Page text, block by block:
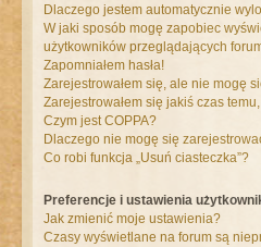
Dlaczego jestem automatycznie
W jaki sposób mogę zapobiec
użytkowników przeglądających
Zapomniałem hasła!
Zarejestrowałem się, ale nie mogę
Zarejestrowałem się jakiś czas
Czym jest COPPA?
Dlaczego nie mogę się
Co robi funkcja „Usuń ciasteczka”?
Preferencje i ustawienia
Jak zmienić moje ustawienia?
Czasy wyświetlane na forum są